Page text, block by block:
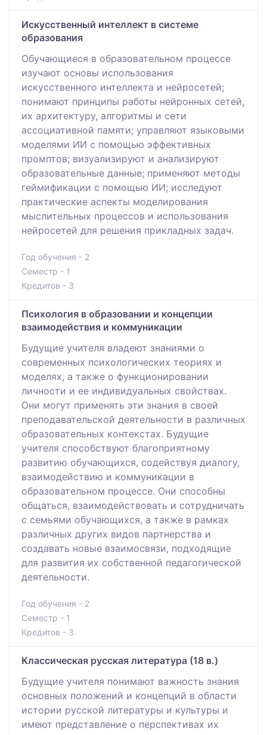
Искусственный интеллект в системе
образования
Обучающиеся в образовательном процессе
изучают основы использования
искусственного интеллекта и нейросетей;
понимают принципы работы нейронных сетей,
их архитектуру, алгоритмы и сети
ассоциативной памяти; управляют языковыми
моделями ИИ с помощью эффективных
промптов; визуализируют и анализируют
образовательные данные; применяют методы
геймификации с помощью ИИ; исследуют
практические аспекты моделирования
мыслительных процессов и использования
нейросетей для решения прикладных задач.
Год обучения - 2
Семестр - 1
Кредитов - 3
Психология в образовании и концепции
взаимодействия и коммуникации
Будущие учителя владеют знаниями о
современных психологических теориях и
моделях, а также о функционировании
личности и ее индивидуальных свойствах.
Они могут применять эти знания в своей
преподавательской деятельности в различных
образовательных контекстах. Будущие
учителя способствуют благоприятному
развитию обучающихся, содействуя диалогу,
взаимодействию и коммуникации в
образовательном процессе. Они способны
общаться, взаимодействовать и сотрудничать
с семьями обучающихся, а также в рамках
различных других видов партнерства и
создавать новые взаимосвязи, подходящие
для развития их собственной педагогической
деятельности.
Год обучения - 2
Семестр - 1
Кредитов - 3
Классическая русская литература (18 в.)
Будущие учителя понимают важность знания
основных положений и концепций в области
истории русской литературы и культуры и
имеют представление о перспективах их